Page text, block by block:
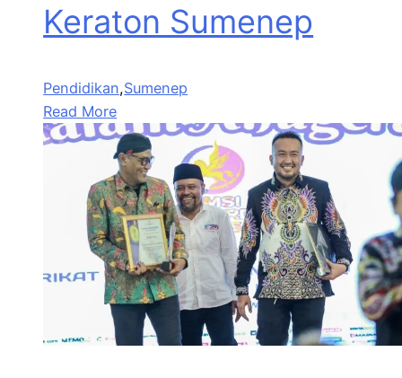
Keraton Sumenep
Pendidikan,Sumenep
Read More